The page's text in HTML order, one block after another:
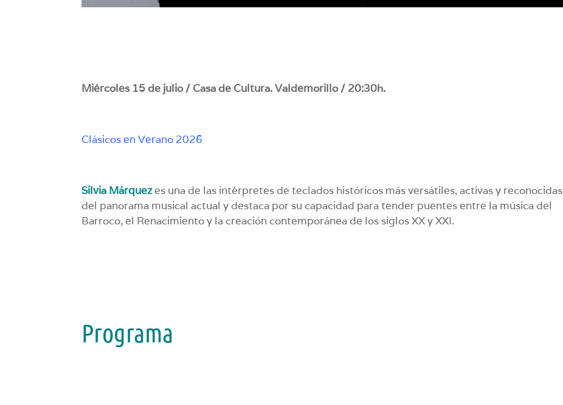
Miércoles 15 de julio / Casa de Cultura. Valdemorillo / 20:30h.
Clásicos en Verano 2026
Silvia Márquezes una de las intérpretes de teclados históricos más versátiles, activas y reconocidas
del panorama musical actual y destaca por su capacidad para tender puentes entre la música del
Barroco, el Renacimiento y la creación contemporánea de los siglos XX y XXI.
Programa